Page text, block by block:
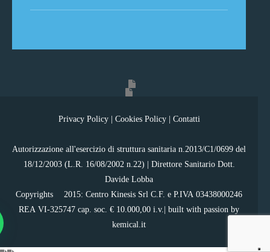
Privacy Policy| Cookies Policy| Contatti
Autorizzazione all'esercizio di struttura sanitaria n.2013/C1/0699 del
18/12/2003 (L.R. 16/08/2002 n.22) | Direttore Sanitario Dott.
Davide Lobba
Copyrights ©2015: Centro Kinesis Srl C.F. e P.IVA 03438000246
REA VI-325747 cap. soc. € 10.000,00 i.v.| built with passion by
kemical.it